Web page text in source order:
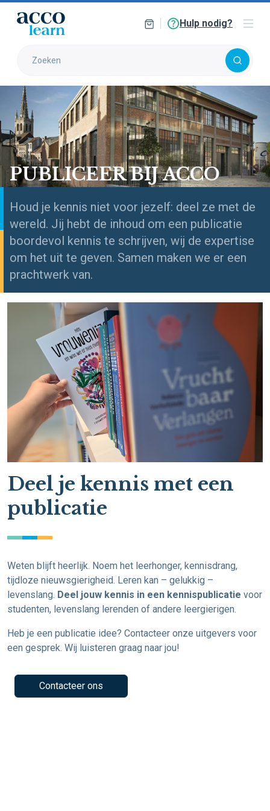
Hulp nodig?
PUBLICEER BIJ ACCO
Houd je kennis niet voor jezelf: deel ze met de
wereld. Jij hebt de inhoud om een publicatie
boordevol kennis te schrijven, wij de expertise
om het uit te geven. Samen maken we er een
prachtwerk van.
Deel je kennis met een
publicatie
Weten blijft heerlijk. Noem het leerhonger, kennisdrang,
tijdloze nieuwsgierigheid. Leren kan – gelukkig –
levenslang. Deel jouw kennis in een kennispublicatie voor
studenten, levenslang lerenden of andere leergierigen.
Heb je een publicatie idee? Contacteer onze uitgevers voor
een gesprek. Wij luisteren graag naar jou!
Contacteer ons